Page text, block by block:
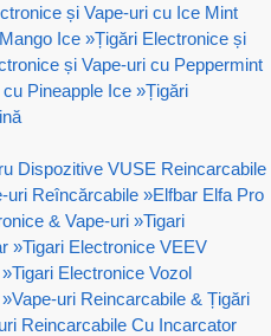
și Vape-uri cu Ice Mint
Ice »Țigări Electronice și
și Vape-uri cu Peppermint
Pineapple Ice »Țigări
Dispozitive VUSE Reincarcabile
uri Reîncărcabile »Elfbar Elfa Pro
& Vape-uri »Tigari
»Tigari Electronice VEEV
»Tigari Electronice Vozol
»Vape-uri Reincarcabile & Țigări
Reincarcabile Cu Incarcator